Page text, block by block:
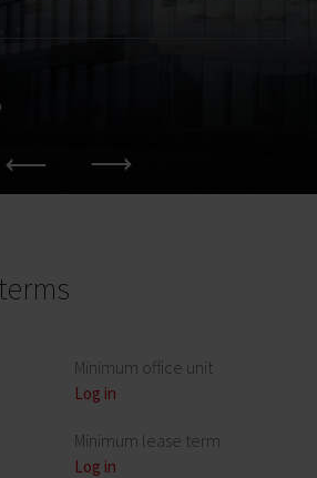
Minimum office unit
Log in
Minimum lease term
Log in